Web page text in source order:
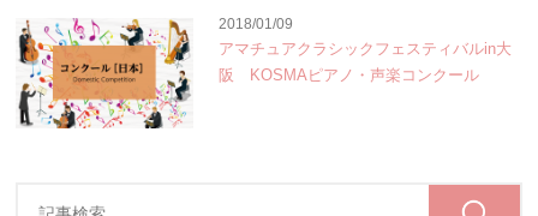
2018/01/09
アマチュアクラシックフェスティバルin大
阪 KOSMAピアノ・声楽コンクール